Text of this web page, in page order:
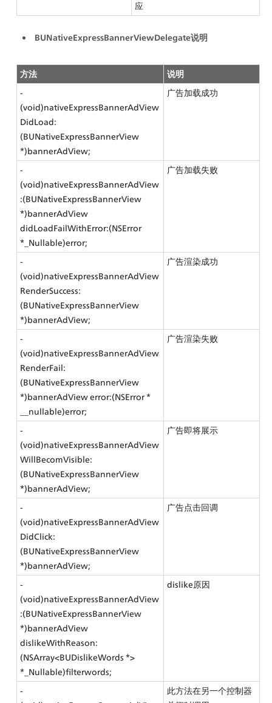
应
BUNativeExpressBannerViewDelegate说明
方法
说明
-
(void)nativeExpressBannerAdView
DidLoad:
(BUNativeExpressBannerView
*)bannerAdView;
广告加载成功
-
(void)nativeExpressBannerAdView
:(BUNativeExpressBannerView
*)bannerAdView
didLoadFailWithError:(NSError
*_Nullable)error;
广告加载失败
-
(void)nativeExpressBannerAdView
RenderSuccess:
(BUNativeExpressBannerView
*)bannerAdView;
广告渲染成功
-
(void)nativeExpressBannerAdView
RenderFail:
(BUNativeExpressBannerView
*)bannerAdView error:(NSError *
__nullable)error;
广告渲染失败
-
(void)nativeExpressBannerAdView
WillBecomVisible:
(BUNativeExpressBannerView
*)bannerAdView;
广告即将展示
-
(void)nativeExpressBannerAdView
DidClick:
(BUNativeExpressBannerView
*)bannerAdView;
广告点击回调
-
(void)nativeExpressBannerAdView
:(BUNativeExpressBannerView
*)bannerAdView
dislikeWithReason:
(NSArray<BUDislikeWords *>
*_Nullable)filterwords;
dislike原因
-
此方法在另一个控制器